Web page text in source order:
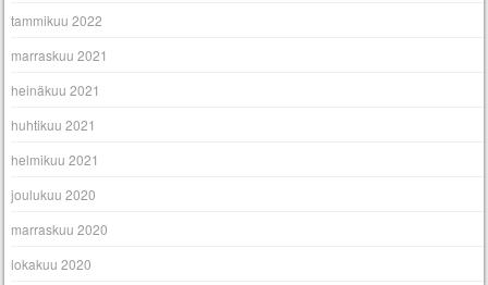
tammikuu 2022
marraskuu 2021
heinäkuu 2021
huhtikuu 2021
helmikuu 2021
joulukuu 2020
marraskuu 2020
lokakuu 2020